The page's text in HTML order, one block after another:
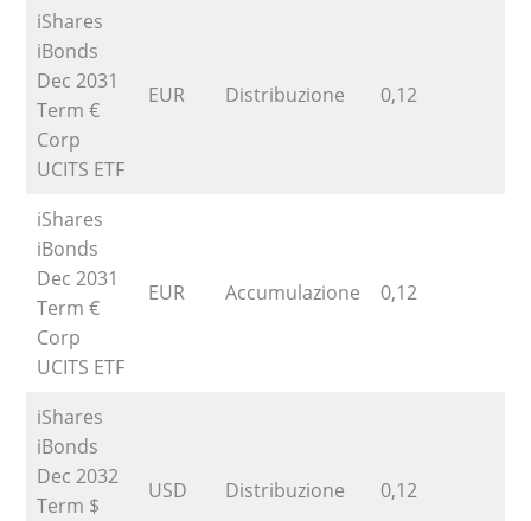
iShares
iBonds
Dec 2031
Term €
Corp
UCITS ETF
EUR Distribuzione 0,12
iShares
iBonds
Dec 2031
Term €
Corp
UCITS ETF
EUR Accumulazione 0,12
iShares
iBonds
Dec 2032
Term $
USD Distribuzione 0,12